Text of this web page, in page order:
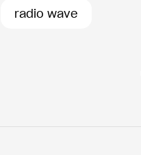
radio wave